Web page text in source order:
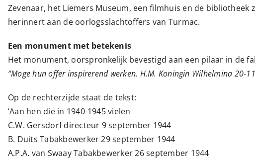
Zevenaar, het Liemers Museum, een filmhuis en de bibliotheek
herinnert aan de oorlogsslachtoffers van Turmac.
Een monument met betekenis
Het monument, oorspronkelijk bevestigd aan een pilaar in de
“Moge hun offer inspirerend werken. H.M. Koningin Wilhelmina 20-
Op de rechterzijde staat de tekst:
‘Aan hen die in 1940-1945 vielen
C.W. Gersdorf directeur 9 september 1944
B. Duits Tabakbewerker 29 september 1944
A.P.A. van Swaay Tabakbewerker 26 september 1944